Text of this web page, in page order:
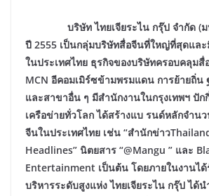
บริษัท ไทยเจียระไน กรุ๊ป จำกัด (
ปี 2555 เป็นกลุ่มบริษัทสื่อจีนที่ใหญ่ที่สุดแล
ในประเทศไทย ธุรกิจของบริษัทครอบคลุมสื่
MCN อีคอมเมิร์ซข้ามพรมแดน การย้ายถิ่น
และสาขาอื่น ๆ มีสำนักงานในกรุงเทพฯ ปัก
เครือข่ายทั่วโลก ได้สร้างแบ รนด์หลักจำน
จีนในประเทศไทย เช่น “สำนักข่าว
Headlines” นิตยสาร “@Mangu ” และ
Entertainment เป็นต้น โดยภายในงานได้
บริหารระดับสูงแห่ง ไทยเจียระไน กรุ๊ป ได้